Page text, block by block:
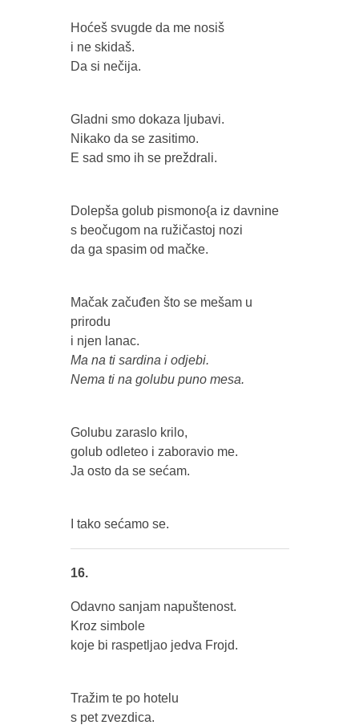
Hoćeš svugde da me nosiš
i ne skidaš.
Da si nečija.
Gladni smo dokaza ljubavi.
Nikako da se zasitimo.
E sad smo ih se preždrali.
Dolepša golub pismono{a iz davnine
s beočugom na ružičastoj nozi
da ga spasim od mačke.
Mačak začuđen što se mešam u
prirodu
i njen lanac.
Ma na ti sardina i odjebi.
Nema ti na golubu puno mesa.
Golubu zaraslo krilo,
golub odleteo i zaboravio me.
Ja osto da se sećam.
I tako sećamo se.
16.
Odavno sanjam napuštenost.
Kroz simbole
koje bi raspetljao jedva Frojd.
Tražim te po hotelu
s pet zvezdica.